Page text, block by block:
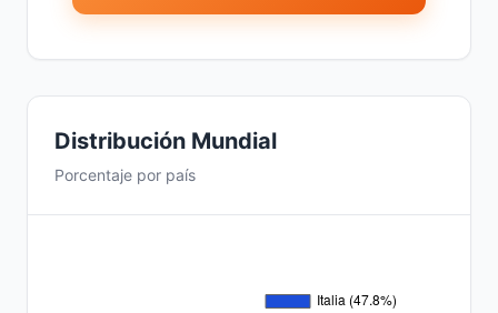
Distribución Mundial
Porcentaje por país